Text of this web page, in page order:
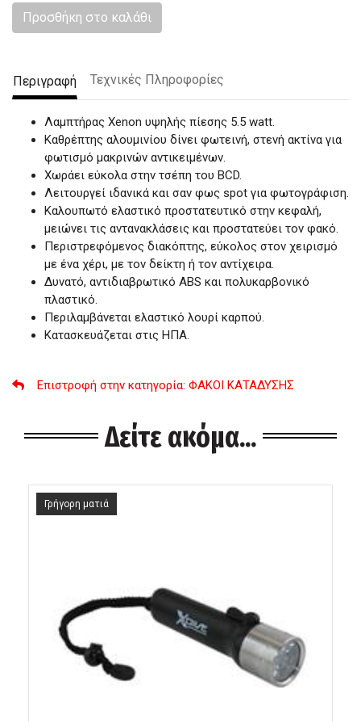
Προσθήκη στο καλάθι
Περιγραφή Τεχνικές Πληροφορίες
Λαμπτήρας Xenon υψηλής πίεσης 5.5 watt.
Καθρέπτης αλουμινίου δίνει φωτεινή, στενή ακτίνα για
φωτισμό μακρινών αντικειμένων.
Χωράει εύκολα στην τσέπη του BCD.
Λειτουργεί ιδανικά και σαν φως spot για φωτογράφιση.
Καλουπωτό ελαστικό προστατευτικό στην κεφαλή,
μειώνει τις αντανακλάσεις και προστατεύει τον φακό.
Περιστρεφόμενος διακόπτης, εύκολος στον χειρισμό
με ένα χέρι, με τον δείκτη ή τον αντίχειρα.
Δυνατό, αντιδιαβρωτικό ABS και πολυκαρβονικό
πλαστικό.
Περιλαμβάνεται ελαστικό λουρί καρπού.
Κατασκευάζεται στις ΗΠΑ.
Επιστροφή στην κατηγορία: ΦΑΚΟΙ ΚΑΤΑΔΥΣΗΣ
Δείτε ακόμα...
Γρήγορη ματιά